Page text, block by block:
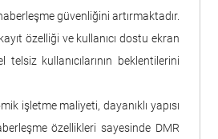
güvenliğini artırmaktadır.
özelliği ve kullanıcı dostu ekran
telsiz kullanıcılarının beklentilerini
işletme maliyeti, dayanıklı yapısı
özellikleri sayesinde DMR